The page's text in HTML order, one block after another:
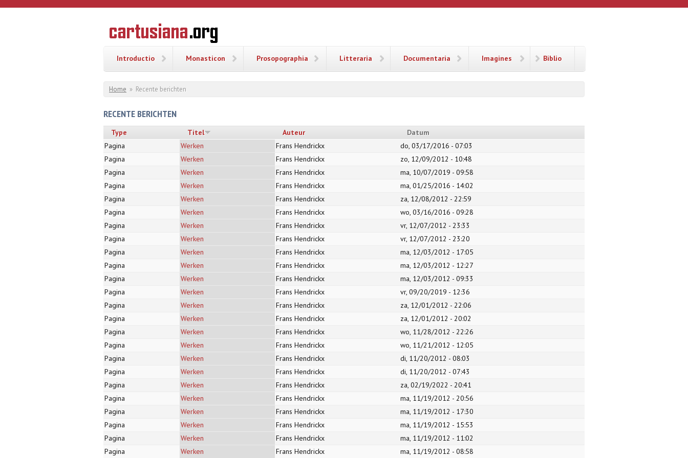
Overslaan en naar de inhoud gaan
CARTUSIANA
Geschiedenis
van de
Introductio Monasticon Prosopographia Litteraria Documentaria Imagines Biblio
U bent hier
Home » Recente berichten
RECENTE BERICHTEN
Type Titel Auteur
Datum
Pagina
Werken Frans Hendrickx
do, 03/17/2016 - 07:03
Pagina
Werken Frans Hendrickx
zo, 12/09/2012 - 10:48
Pagina
Werken Frans Hendrickx
ma, 10/07/2019 - 09:58
Pagina
Werken Frans Hendrickx
ma, 01/25/2016 - 14:02
Pagina
Werken Frans Hendrickx
za, 12/08/2012 - 22:59
Pagina
Werken Frans Hendrickx
wo, 03/16/2016 - 09:28
Pagina
Werken Frans Hendrickx
vr, 12/07/2012 - 23:33
Pagina
Werken Frans Hendrickx
vr, 12/07/2012 - 23:20
Pagina
Werken Frans Hendrickx
ma, 12/03/2012 - 17:05
Pagina
Werken Frans Hendrickx
ma, 12/03/2012 - 12:27
Pagina
Werken Frans Hendrickx
ma, 12/03/2012 - 09:33
Pagina
Werken Frans Hendrickx
vr, 09/20/2019 - 12:36
Pagina
Werken Frans Hendrickx
za, 12/01/2012 - 22:06
Pagina
Werken Frans Hendrickx
za, 12/01/2012 - 20:02
Pagina
Werken Frans Hendrickx
wo, 11/28/2012 - 22:26
Pagina
Werken Frans Hendrickx
wo, 11/21/2012 - 12:05
Pagina
Werken Frans Hendrickx
di, 11/20/2012 - 08:03
Pagina
Werken Frans Hendrickx
di, 11/20/2012 - 07:43
Pagina
Werken Frans Hendrickx
za, 02/19/2022 - 20:41
Pagina
Werken Frans Hendrickx
ma, 11/19/2012 - 20:56
Pagina
Werken Frans Hendrickx
ma, 11/19/2012 - 17:30
Pagina
Werken Frans Hendrickx
ma, 11/19/2012 - 15:53
Pagina
Werken Frans Hendrickx
ma, 11/19/2012 - 11:02
Pagina
Werken Frans Hendrickx ma, 11/19/2012 - 08:58